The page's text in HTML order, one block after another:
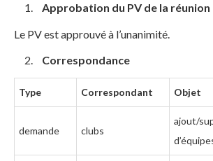
Approbation du PV de la réunion
Le PV est approuvé à l’unanimité.
Correspondance
Type Correspondant Objet
demande clubs
ajout/